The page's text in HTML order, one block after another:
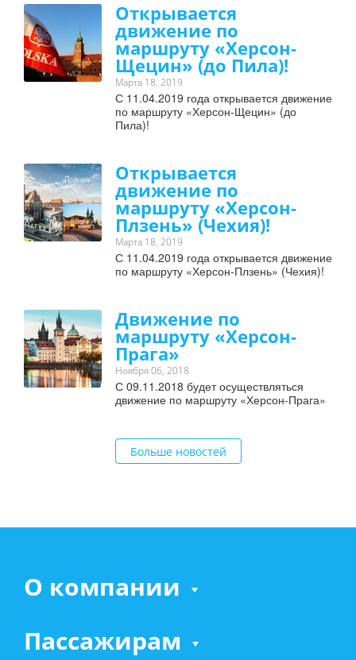
Открывается
движение по
маршруту «Херсон-
Щецин» (до Пила)!
Марта 18, 2019
С 11.04.2019 года открывается движение
по маршруту «Херсон-Щецин» (до
Пила)!
Открывается
движение по
маршруту «Херсон-
Плзень» (Чехия)!
Марта 18, 2019
С 11.04.2019 года открывается движение
по маршруту «Херсон-Плзень» (Чехия)!
Движение по
маршруту «Херсон-
Прага»
Ноября 06, 2018
С 09.11.2018 будет осуществляться
движение по маршруту «Херсон-Прага»
Больше новостей
О компании
Пассажирам